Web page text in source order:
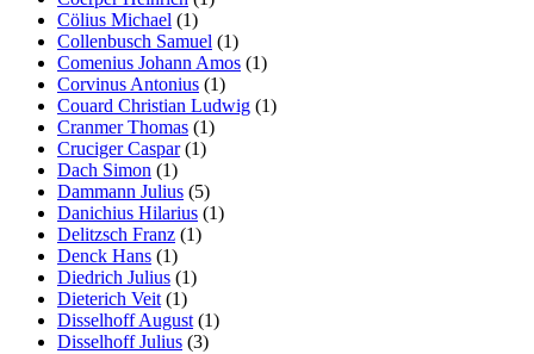
Cölius Michael (1)
Collenbusch Samuel (1)
Comenius Johann Amos (1)
Corvinus Antonius (1)
Couard Christian Ludwig (1)
Cranmer Thomas (1)
Cruciger Caspar(1)
Dach Simon (1)
Dammann Julius (5)
Danichius Hilarius (1)
Delitzsch Franz (1)
Denck Hans (1)
Diedrich Julius (1)
Dieterich Veit (1)
Disselhoff August (1)
Disselhoff Julius (3)